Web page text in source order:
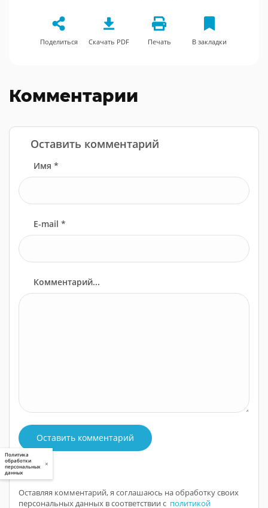
Поделиться Скачать PDF Печать В закладки
Комментарии
Оставить комментарий
Имя *
E-mail *
Комментарий...
Оставить комментарий
Оставляя комментарий, я соглашаюсь на обработку своих
персональных данных в соответствии с политикой
Политика
обработки
персональных
данных
×